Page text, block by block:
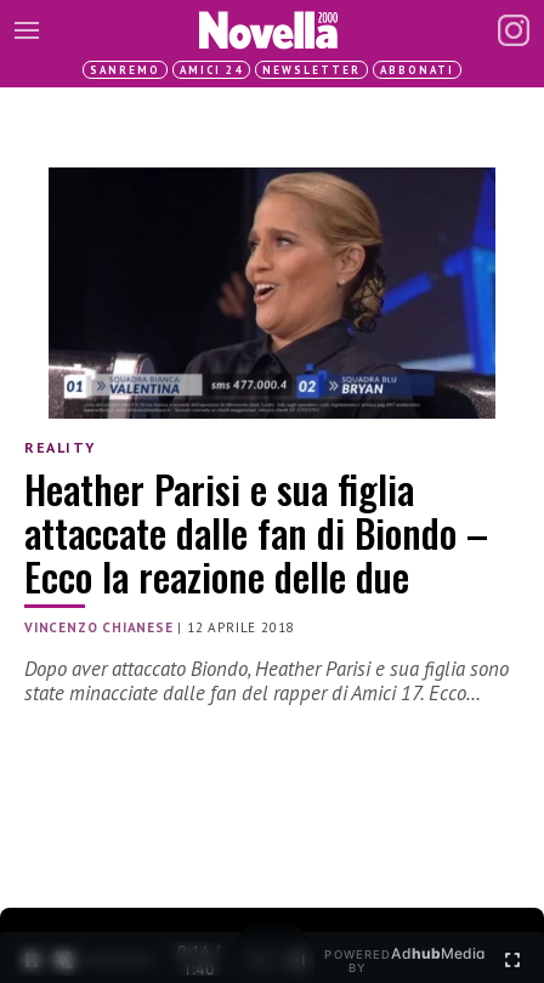
SANREMO AMICI 24 NEWSLETTER ABBONATI
REALITY
Heather Parisi e sua figlia
attaccate dalle fan di Biondo –
Ecco la reazione delle due
VINCENZO CHIANESE | 12 APRILE 2018
Dopo aver attaccato Biondo, Heather Parisi e sua figlia sono
state minacciate dalle fan del rapper di Amici 17. Ecco…
0:15 /
1:40
POWERED
BY
AdhubMedia